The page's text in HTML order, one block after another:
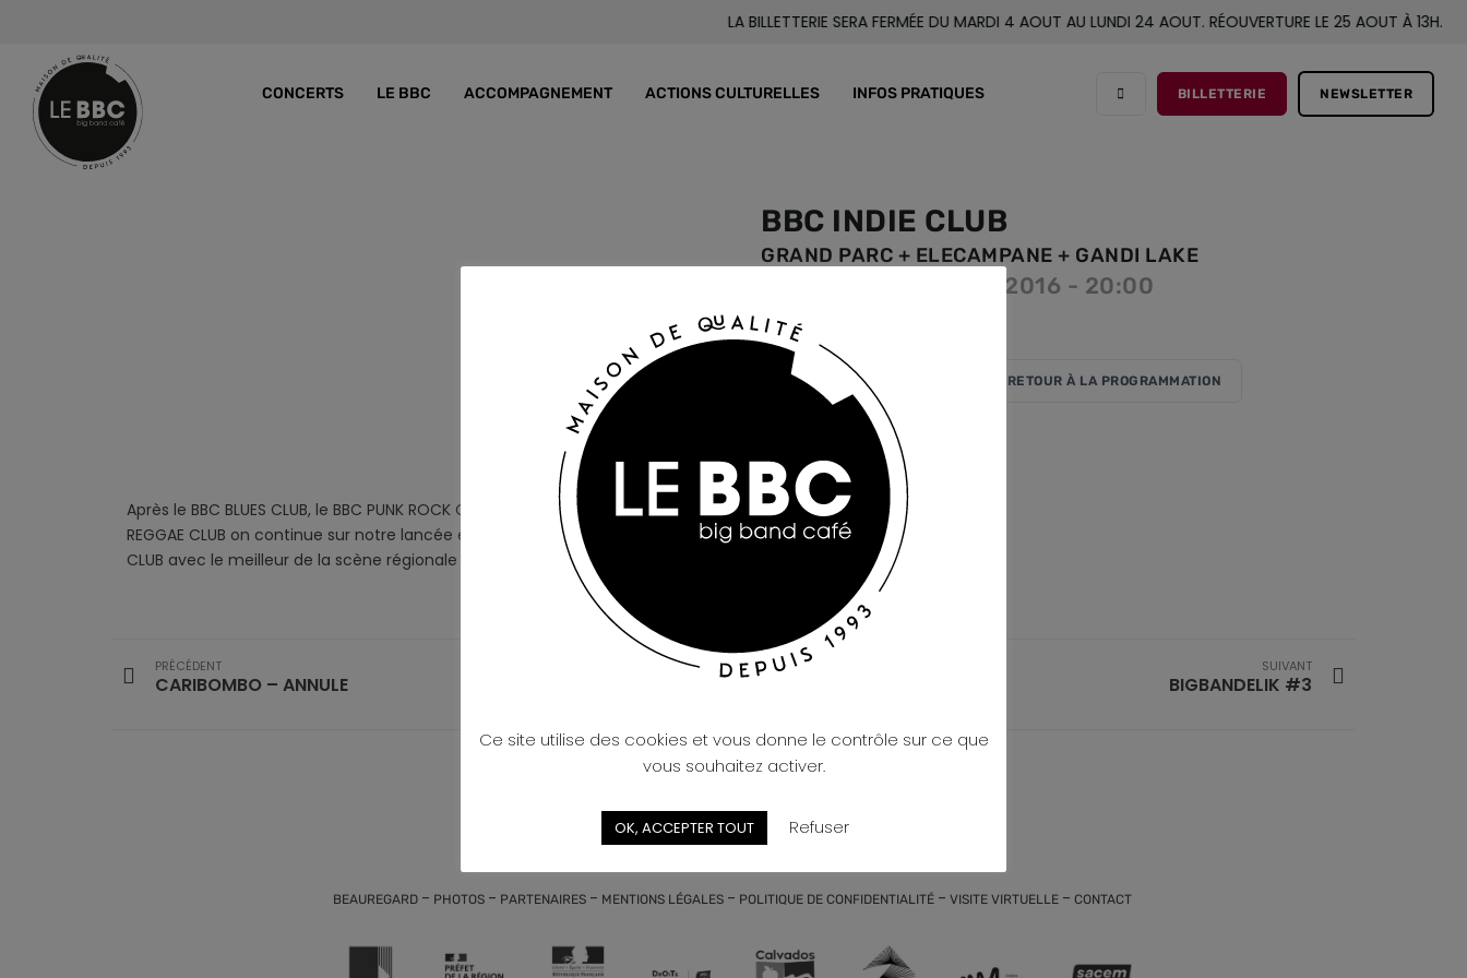
LA BILLETTERIE SERA FERMÉE DU MARDI 4 AOUT AU LUNDI 24 AOUT. RÉOUVERTURE LE 25 AOUT À 13H.
BILLETTERIE NEWSLETTER
CONCERTS LE BBC ACCOMPAGNEMENT ACTIONS CULTURELLES INFOS PRATIQUES
BBC INDIE CLUB
GRAND PARC + ELECAMPANE + GANDI LAKE
VEN. 30 SEPTEMBRE 2016 - 20:00
/ Prévente : 5 € / Sur place : 5 €
RÉSERVEZ VOTRE BILLET RETOUR À LA PROGRAMMATION
Après le BBC BLUES CLUB, le BBC PUNK ROCK CLUB, le BBC ROCK CLUB, BBC
REGGAE CLUB on continue sur notre lancée et on vous propose le BBC INDIE
CLUB avec le meilleur de la scène régionale !
PRÉCÉDENT
CARIBOMBO – ANNULE
SUIVANT
BIGBANDELIK #3
WE ARE HERE !
BEAUREGARD - PHOTOS - PARTENAIRES - MENTIONS LÉGALES - POLITIQUE DE CONFIDENTIALITÉ - VISITE VIRTUELLE - CONTACT
Ce site utilise des cookies et vous donne le contrôle sur ce que
vous souhaitez activer.
OK, ACCEPTER TOUT Refuser